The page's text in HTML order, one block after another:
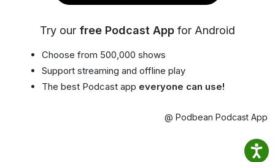
Try our free Podcast App for Android
Choose from 500,000 shows
Support streaming and offline play
The best Podcast app everyone can use!
@ Podbean Podcast App